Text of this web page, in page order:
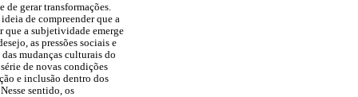
gerar transformações.
de compreender que a
que a subjetividade emerge
as pressões sociais e
mudanças culturais do
de novas condições
e inclusão dentro dos
sentido, os